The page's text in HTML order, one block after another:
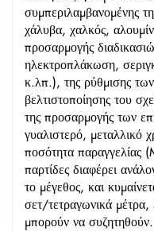
συμπεριλαμβανομένης
χάλυβα, χαλκός,
προσαρμογής
ηλεκτροπλάκωση,
κ.λπ.), της ρύθμισης
βελτιστοποίησης του
της προσαρμογής των
γυαλιστερό,
ποσότητα παραγγελίας
παρτίδες διαφέρει
το μέγεθος, και
σετ/τετραγωνικά μέτρα,
μπορούν να